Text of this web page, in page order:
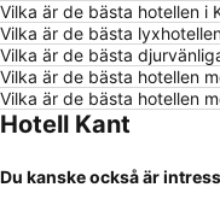
Vilka är de bästa hotellen i
Vilka är de bästa
Vilka är de bästa
Vilka är de bästa hotellen
Vilka är de bästa hotellen
Hotell Kant
Du kanske också är